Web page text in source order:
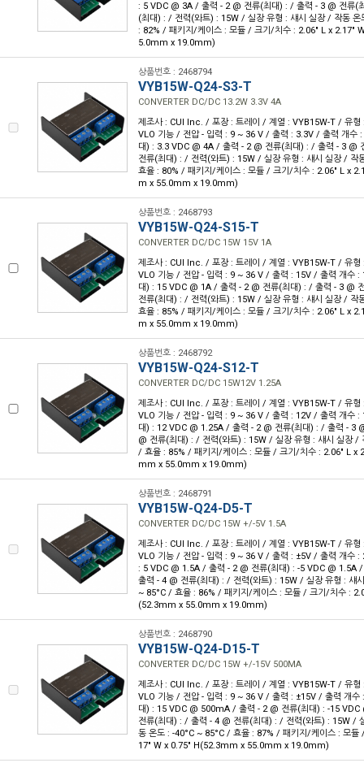
: 5 VDC @ 3A / 출력 - 2 @ 전류(최대) : / 출력 - 3 @ 전류(
(최대) : / 전력(와트) : 15W / 실장 유형 : 섀시 실장 / 작동 온
: 82% / 패키지/케이스 : 모듈 / 크기/치수 : 2.06" L x 2.17"
5.0mm x 19.0mm)
상품번호 : 2468794
VYB15W-Q24-S3-T
CONVERTER DC/DC 13.2W 3.3V 4A
제조사 : CUI Inc. / 포장 : 트레이 / 계열 : VYB15W-T / 유형
VLO 기능 / 전압 - 입력 : 9 ~ 36 V / 출력 : 3.3V / 출력 개수
대) : 3.3 VDC @ 4A / 출력 - 2 @ 전류(최대) : / 출력 - 3 @
전류(최대) : / 전력(와트) : 15W / 실장 유형 : 섀시 실장 / 작
효율 : 80% / 패키지/케이스 : 모듈 / 크기/치수 : 2.06" L x
m x 55.0mm x 19.0mm)
상품번호 : 2468793
VYB15W-Q24-S15-T
CONVERTER DC/DC 15W 15V 1A
제조사 : CUI Inc. / 포장 : 트레이 / 계열 : VYB15W-T / 유형
VLO 기능 / 전압 - 입력 : 9 ~ 36 V / 출력 : 15V / 출력 개수 :
대) : 15 VDC @ 1A / 출력 - 2 @ 전류(최대) : / 출력 - 3 @
전류(최대) : / 전력(와트) : 15W / 실장 유형 : 섀시 실장 / 작
효율 : 85% / 패키지/케이스 : 모듈 / 크기/치수 : 2.06" L x
m x 55.0mm x 19.0mm)
상품번호 : 2468792
VYB15W-Q24-S12-T
CONVERTER DC/DC 15W12V 1.25A
제조사 : CUI Inc. / 포장 : 트레이 / 계열 : VYB15W-T / 유형
VLO 기능 / 전압 - 입력 : 9 ~ 36 V / 출력 : 12V / 출력 개수 :
대) : 12 VDC @ 1.25A / 출력 - 2 @ 전류(최대) : / 출력 - 3
@ 전류(최대) : / 전력(와트) : 15W / 실장 유형 : 섀시 실장 /
/ 효율 : 85% / 패키지/케이스 : 모듈 / 크기/치수 : 2.06" L x
mm x 55.0mm x 19.0mm)
상품번호 : 2468791
VYB15W-Q24-D5-T
CONVERTER DC/DC 15W +/-5V 1.5A
제조사 : CUI Inc. / 포장 : 트레이 / 계열 : VYB15W-T / 유형
VLO 기능 / 전압 - 입력 : 9 ~ 36 V / 출력 : ±5V / 출력 개수 :
: 5 VDC @ 1.5A / 출력 - 2 @ 전류(최대) : -5 VDC @ 1.5A
출력 - 4 @ 전류(최대) : / 전력(와트) : 15W / 실장 유형 : 섀
~ 85°C / 효율 : 86% / 패키지/케이스 : 모듈 / 크기/치수 :
(52.3mm x 55.0mm x 19.0mm)
상품번호 : 2468790
VYB15W-Q24-D15-T
CONVERTER DC/DC 15W +/-15V 500MA
제조사 : CUI Inc. / 포장 : 트레이 / 계열 : VYB15W-T / 유형
VLO 기능 / 전압 - 입력 : 9 ~ 36 V / 출력 : ±15V / 출력 개수
대) : 15 VDC @ 500mA / 출력 - 2 @ 전류(최대) : -15
전류(최대) : / 출력 - 4 @ 전류(최대) : / 전력(와트) : 15W /
동 온도 : -40°C ~ 85°C / 효율 : 87% / 패키지/케이스 : 모
17" W x 0.75" H(52.3mm x 55.0mm x 19.0mm)